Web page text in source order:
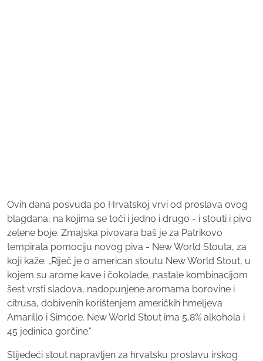
Ovih dana posvuda po Hrvatskoj vrvi od proslava ovog
blagdana, na kojima se toči i jedno i drugo - i stouti i pivo
zelene boje. Zmajska pivovara baš je za Patrikovo
tempirala pomociju novog piva - New World Stouta, za
koji kaže: „Riječ je o american stoutu New World Stout, u
kojem su arome kave i čokolade, nastale kombinacijom
šest vrsti sladova, nadopunjene aromama borovine i
citrusa, dobivenih korištenjem američkih hmeljeva
Amarillo i Simcoe. New World Stout ima 5,8% alkohola i
45 jedinica gorčine."
Slijedeći stout napravljen za hrvatsku proslavu irskog